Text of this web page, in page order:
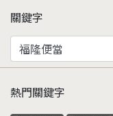
關鍵字
熱門關鍵字